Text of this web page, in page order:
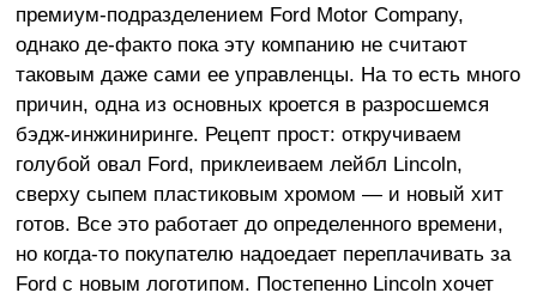
премиум-подразделением Ford Motor Company,
однако де-факто пока эту компанию не считают
таковым даже сами ее управленцы. На то есть много
причин, одна из основных кроется в разросшемся
бэдж-инжиниринге. Рецепт прост: откручиваем
голубой овал Ford, приклеиваем лейбл Lincoln,
сверху сыпем пластиковым хромом — и новый хит
готов. Все это работает до определенного времени,
но когда-то покупателю надоедает переплачивать за
Ford с новым логотипом. Постепенно Lincoln хочет